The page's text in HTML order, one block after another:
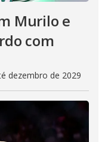
Murilo e
com
dezembro de 2029